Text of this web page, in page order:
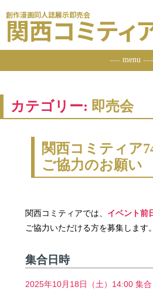
創作漫画同人誌展示即売会
関西コミティ
ーーーmenu ーーー
カテゴリー: 即売会
関西コミティア
ご協力のお願い
関西コミティアでは、 イベント前
ご協力いただける方を募集します。
集合日時
2025年10月18日（土）14:00 集合